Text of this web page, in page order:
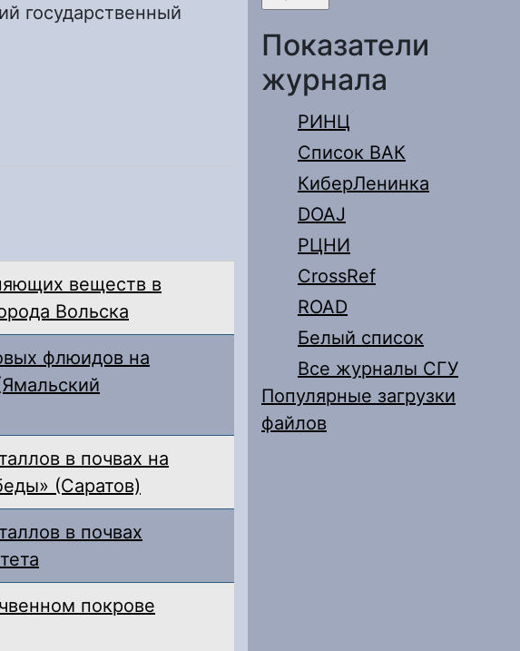
государственный
веществ в
Вольска
флюидов на
в почвах на
(Саратов)
в почвах
покрове
Показатели
журнала
РИНЦ
Список ВАК
КиберЛенинка
DOAJ
РЦНИ
CrossRef
ROAD
Белый список
Все журналы СГУ
Популярные загрузки
файлов